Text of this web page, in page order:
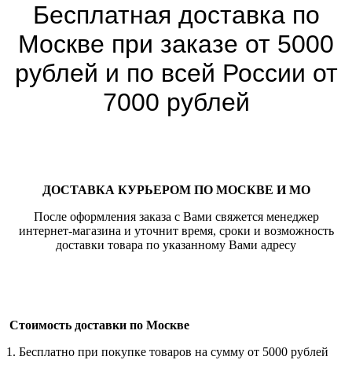
Бесплатная доставка по
Москве при заказе от 5000
рублей и по всей России от
7000 рублей
ДОСТАВКА КУРЬЕРОМ ПО МОСКВЕ И МО
После оформления заказа с Вами свяжется менеджер
интернет-магазина и уточнит время, сроки и возможность
доставки товара по указанному Вами адресу
Стоимость доставки по Москве
1. Бесплатно при покупке товаров на сумму от 5000 рублей